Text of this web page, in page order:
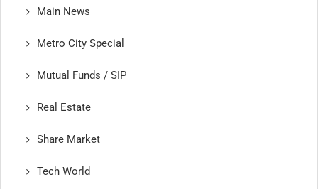
Main News
Metro City Special
Mutual Funds / SIP
Real Estate
Share Market
Tech World